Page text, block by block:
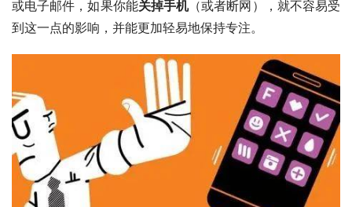
或电子邮件，如果你能关掉手机（或者断网），就不容易受
到这一点的影响，并能更加轻易地保持专注。